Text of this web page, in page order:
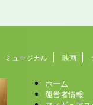
ミュージカル 映画
ホーム
運営者情報